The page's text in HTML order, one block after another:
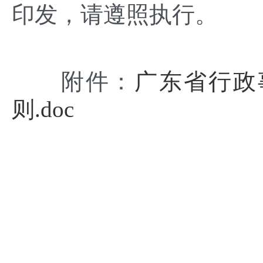
印发，请遵照执行。
附件： 广东省行
则.doc